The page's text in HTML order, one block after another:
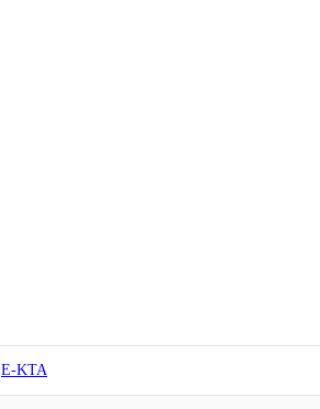
E-KTA